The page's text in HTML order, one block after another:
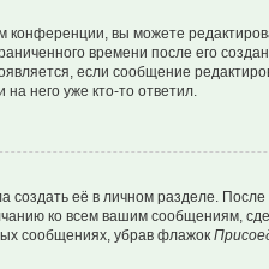
вы можете
времени после его
если сообщение
него уже кто-то ответил.
её в личном разделе.
ко всем вашим сообщениям,
сообщениях, убрав флажок